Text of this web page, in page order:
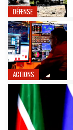
DÉFENSE
ACTIONS